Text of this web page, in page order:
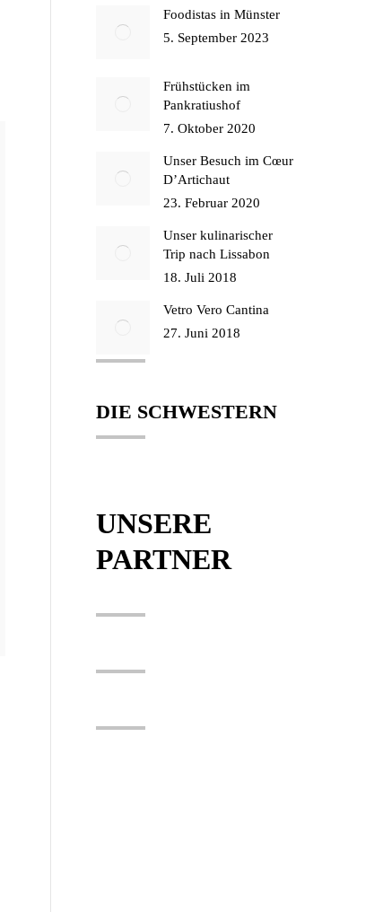
Foodistas in Münster
5. September 2023
Frühstücken im
Pankratiushof
7. Oktober 2020
Unser Besuch im Cœur
D’Artichaut
23. Februar 2020
Unser kulinarischer
Trip nach Lissabon
18. Juli 2018
Vetro Vero Cantina
27. Juni 2018
DIE SCHWESTERN
UNSERE
PARTNER